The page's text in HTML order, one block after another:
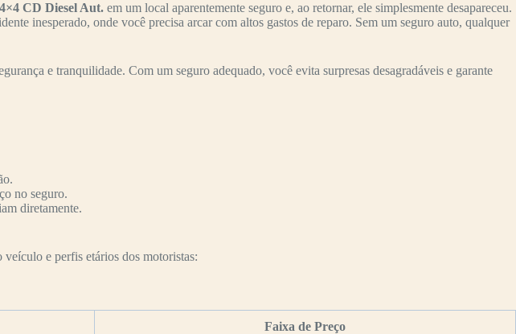
CD Diesel Aut. em um local aparentemente seguro e, ao retornar, ele simplesmente desapareceu.
inesperado, onde você precisa arcar com altos gastos de reparo. Sem um seguro auto, qualquer
e tranquilidade. Com um seguro adequado, você evita surpresas desagradáveis e garante
no seguro.
diretamente.
e perfis etários dos motoristas:
Faixa de Preço